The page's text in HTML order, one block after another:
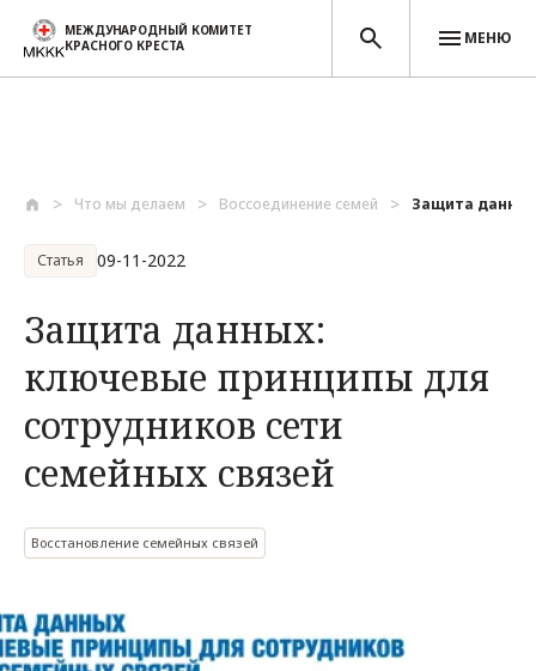
МЕЖДУНАРОДНЫЙ КОМИТЕТ
КРАСНОГО КРЕСТА
МЕНЮ
Что мы делаем Воссоединение семей Защита
Статья 09-11-2022
Защита данных:
ключевые принципы для
сотрудников сети
семейных связей
Восстановление семейных связей